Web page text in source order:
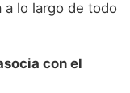
a lo largo de todo
con el